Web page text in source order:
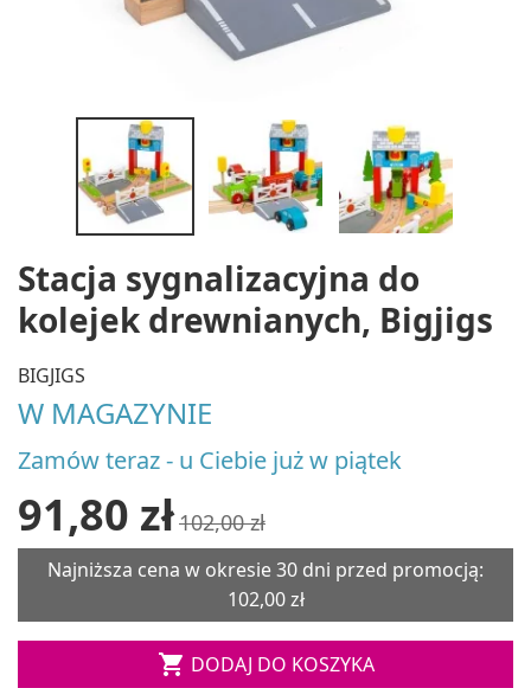
Stacja sygnalizacyjna do
kolejek drewnianych, Bigjigs
BIGJIGS
W MAGAZYNIE
Zamów teraz - u Ciebie już w piątek
91,80 zł102,00 zł
Najniższa cena w okresie 30 dni przed promocją:
102,00 zł
 DODAJ DO KOSZYKA